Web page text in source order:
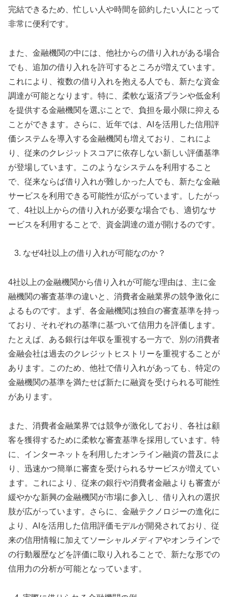
完結できるため、忙しい人や時間を節約したい人にとって
非常に便利です。
また、金融機関の中には、他社からの借り入れがある場合
でも、追加の借り入れを許可するところが増えています。
これにより、複数の借り入れを抱える人でも、新たな資金
調達が可能となります。特に、柔軟な返済プランや低金利
を提供する金融機関を選ぶことで、負担を最小限に抑える
ことができます。さらに、近年では、AIを活用した信用評
価システムを導入する金融機関も増えており、これによ
り、従来のクレジットスコアに依存しない新しい評価基準
が登場しています。このようなシステムを利用すること
で、従来ならば借り入れが難しかった人でも、新たな金融
サービスを利用できる可能性が広がっています。したがっ
て、4社以上からの借り入れが必要な場合でも、適切なサ
ービスを利用することで、資金調達の道が開けるのです。
なぜ4社以上の借り入れが可能なのか？
4社以上の金融機関から借り入れが可能な理由は、主に金
融機関の審査基準の違いと、消費者金融業界の競争激化に
よるものです。まず、各金融機関は独自の審査基準を持っ
ており、それぞれの基準に基づいて信用力を評価します。
たとえば、ある銀行は年収を重視する一方で、別の消費者
金融会社は過去のクレジットヒストリーを重視することが
あります。このため、他社で借り入れがあっても、特定の
金融機関の基準を満たせば新たに融資を受けられる可能性
があります。
また、消費者金融業界では競争が激化しており、各社は顧
客を獲得するために柔軟な審査基準を採用しています。特
に、インターネットを利用したオンライン融資の普及によ
り、迅速かつ簡単に審査を受けられるサービスが増えてい
ます。これにより、従来の銀行や消費者金融よりも審査が
緩やかな新興の金融機関が市場に参入し、借り入れの選択
肢が広がっています。さらに、金融テクノロジーの進化に
より、AIを活用した信用評価モデルが開発されており、従
来の信用情報に加えてソーシャルメディアやオンラインで
の行動履歴などを評価に取り入れることで、新たな形での
信用力の分析が可能となっています。